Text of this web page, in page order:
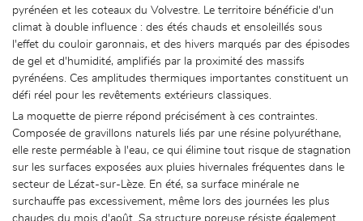
pyrénéen et les coteaux du Volvestre. Le territoire bénéficie d'un
climat à double influence : des étés chauds et ensoleillés sous
l'effet du couloir garonnais, et des hivers marqués par des épisodes
de gel et d'humidité, amplifiés par la proximité des massifs
pyrénéens. Ces amplitudes thermiques importantes constituent un
défi réel pour les revêtements extérieurs classiques.
La moquette de pierre répond précisément à ces contraintes.
Composée de gravillons naturels liés par une résine polyuréthane,
elle reste perméable à l'eau, ce qui élimine tout risque de stagnation
sur les surfaces exposées aux pluies hivernales fréquentes dans le
secteur de Lézat-sur-Lèze. En été, sa surface minérale ne
surchauffe pas excessivement, même lors des journées les plus
chaudes du mois d'août. Sa structure poreuse résiste également